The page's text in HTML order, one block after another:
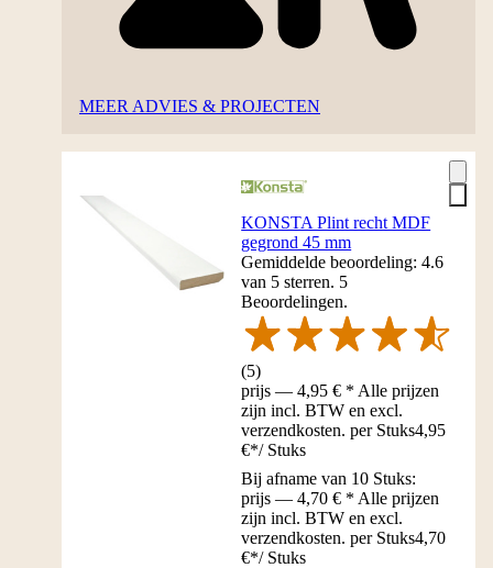
MEER ADVIES & PROJECTEN
KONSTA Plint recht MDF
gegrond 45 mm
Gemiddelde beoordeling: 4.6
van 5 sterren. 5
Beoordelingen.
(5)
prijs — 4,95 € * Alle prijzen
zijn incl. BTW en excl.
verzendkosten. per Stuks4,95
€*/ Stuks
Bij afname van 10 Stuks:
prijs — 4,70 € * Alle prijzen
zijn incl. BTW en excl.
verzendkosten. per Stuks4,70
€*/ Stuks